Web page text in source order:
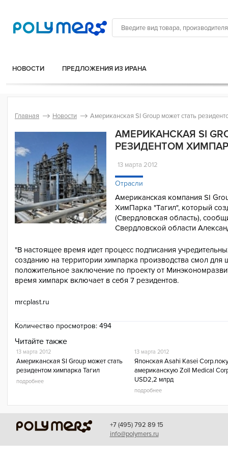
НОВОСТИ ПРЕДЛОЖЕНИЯ ИЗ ИРАНА
Главная Новости Американская SI Group может стать
АМЕРИКАНСКАЯ SI
РЕЗИДЕНТОМ
13 марта 2012
Отрасли
Американская компания SI
ХимПарка "Тагил", который
(Свердловская область),
Свердловской области
"В настоящее время идет процесс подписания
созданию на территории химпарка производства смол
положительное заключение по проекту от
время химпарк включает в себя 7 резидентов.
mrcplast.ru
Количество просмотров: 494
Читайте также
13 марта 2012
Американская SI Group может стать
резидентом химпарка Тагил
подробнее
13 марта 2012
Японская Asahi Kasei
американскую Zoll Medical
USD2,2 млрд
подробнее
+7 (495) 792 89 15
info@polymers.ru